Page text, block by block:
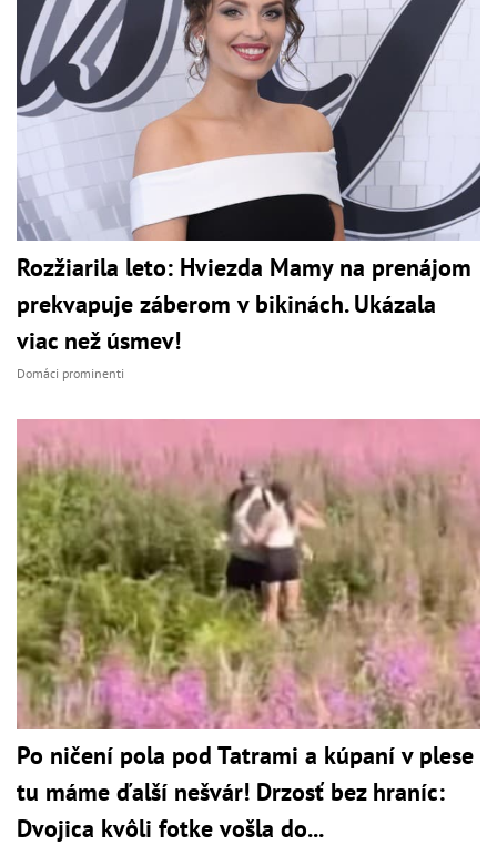
Rozžiarila leto: Hviezda Mamy na prenájom
prekvapuje záberom v bikinách. Ukázala
viac než úsmev!
Domáci prominenti
Po ničení pola pod Tatrami a kúpaní v plese
tu máme ďalší nešvár! Drzosť bez hraníc:
Dvojica kvôli fotke vošla do...